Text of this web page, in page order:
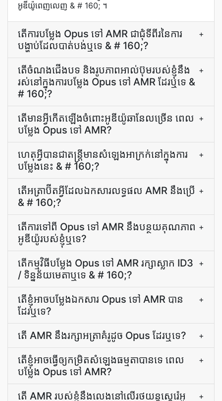
អូឌីយ៉ូ​ពេញលេញ & # 160; ។
តើ​ការ​បម្លែង Opus ទៅ AMR ជា​ជុំ​ទីពីរ​នៃ​ការ​
បង្ហាប់​ដែល​បាត់បង់​ឬ​ទេ & # 160;?
+
តើ​ចំណង​ជើង​បទ និង​រូបភាព​អាល់ប៊ុម​របស់​ខ្ញុំ​នឹង​
រស់​នៅ​ក្នុង​ការ​បម្លែង Opus ទៅ AMR ដែរឬទេ &
# 160;?
+
តើ​មាន​អ្វី​កើតឡើង​ចំពោះ​អូឌីយ៉ូ​ឆានែល​ច្រើន ពេល​
បម្លែង Opus ទៅ AMR?
+
ហេតុ​អ្វី​បាន​ជា​តន្ត្រី​មាន​សំឡេង​អាក្រក់​នៅ​ក្នុង​ការ​
បម្លែង​នេះ & # 160;?
+
តើ​អត្រាប៊ីត​អ្វី​ដែល​ឯកសារ​លទ្ធផល AMR នឹង​ប្រើ
& # 160;?
+
តើ​ការ​ទៅ​ពី Opus ទៅ AMR នឹង​បន្ថយ​គុណភាព​
អូឌីយ៉ូ​របស់​ខ្ញុំ​ឬ​ទេ?
+
តើ​កម្មវិធី​បម្លែង Opus ទៅ AMR រក្សា​ស្លាក ID3
/ ទិន្នន័យ​មេតា​ឬ​ទេ & # 160;?
+
តើ​ខ្ញុំ​អាច​បម្លែង​ឯកសារ Opus ទៅ AMR បាន​
ដែរឬទេ?
+
តើ AMR នឹង​រក្សា​អត្រា​គំរូ​ដូច Opus ដែរឬទេ? +
តើ​ខ្ញុំ​អាច​ធ្វើ​ឲ្យ​កម្រិត​សំឡេង​ធម្មតា​បាន​ទេ ពេល​
បម្លែង Opus ទៅ AMR?
+
តើ AMR របស់ខ្ញុំនឹងលេងនៅលើរថយន្តស្តេរ៉េអូ +